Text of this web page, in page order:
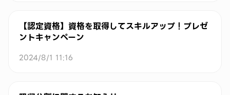
【認定資格】資格を取得してスキルアップ！プレゼ
ントキャンペーン
2024/8/1 11:16